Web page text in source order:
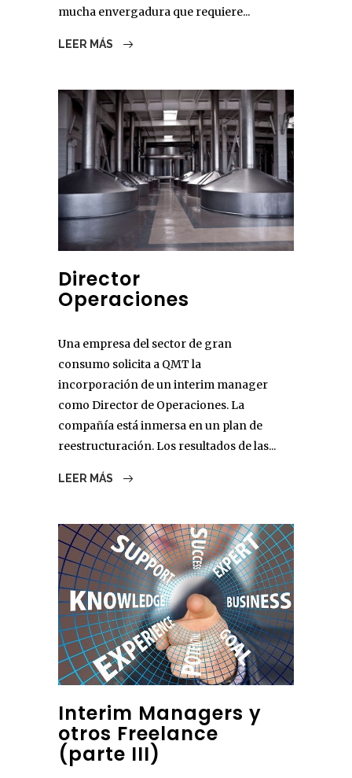
mucha envergadura que requiere...
LEER MÁS
Director
Operaciones
Una empresa del sector de gran
consumo solicita a QMT la
incorporación de un interim manager
como Director de Operaciones. La
compañía está inmersa en un plan de
reestructuración. Los resultados de las...
LEER MÁS
Interim Managers y
otros Freelance
(parte III)